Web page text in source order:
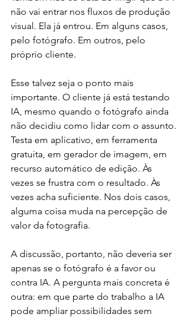
não vai entrar nos fluxos de produção
visual. Ela já entrou. Em alguns casos,
pelo fotógrafo. Em outros, pelo
próprio cliente.
Esse talvez seja o ponto mais
importante. O cliente já está testando
IA, mesmo quando o fotógrafo ainda
não decidiu como lidar com o assunto.
Testa em aplicativo, em ferramenta
gratuita, em gerador de imagem, em
recurso automático de edição. Às
vezes se frustra com o resultado. Às
vezes acha suficiente. Nos dois casos,
alguma coisa muda na percepção de
valor da fotografia.
A discussão, portanto, não deveria ser
apenas se o fotógrafo é a favor ou
contra IA. A pergunta mais concreta é
outra: em que parte do trabalho a IA
pode ampliar possibilidades sem